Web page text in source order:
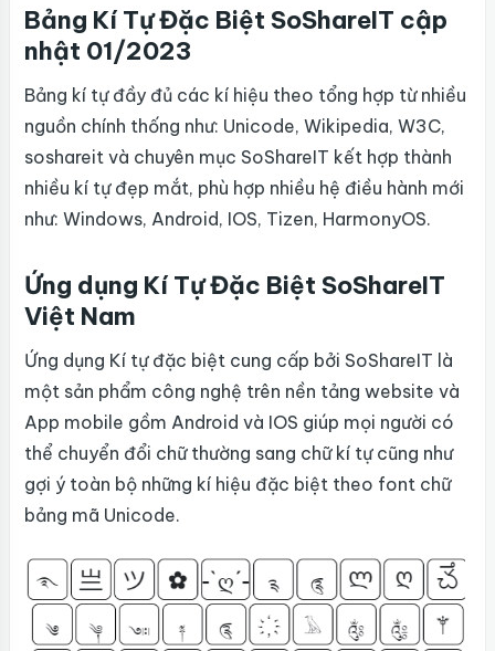
Bảng Kí Tự Đặc Biệt SoShareIT cập
nhật 01/2023
Bảng kí tự đầy đủ các kí hiệu theo tổng hợp từ nhiều
nguồn chính thống như: Unicode, Wikipedia, W3C,
soshareit và chuyên mục SoShareIT kết hợp thành
nhiều kí tự đẹp mắt, phù hợp nhiều hệ điều hành mới
như: Windows, Android, IOS, Tizen, HarmonyOS.
Ứng dụng Kí Tự Đặc Biệt SoShareIT
Việt Nam
Ứng dụng Kí tự đặc biệt cung cấp bởi SoShareIT là
một sản phẩm công nghệ trên nền tảng website và
App mobile gồm Android và IOS giúp mọi người có
thể chuyển đổi chữ thường sang chữ kí tự cũng như
gợi ý toàn bộ những kí hiệu đặc biệt theo font chữ
bảng mã Unicode.